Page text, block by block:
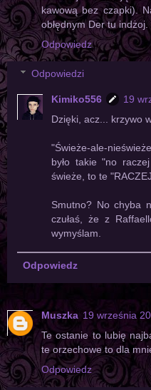
kawową bez czapki).
obłędnym Der tu indżoj.
Odpowiedz
Odpowiedzi
Kimiko556
19
Dzięki, acz... krzywo
"Świeże-ale-
było takie "no
świeże, to te
Smutno? No chyba
czułaś, że z
wymyślam.
Odpowiedz
Muszka 19 września
Te ostanie to lubię
te orzechowe to dla
Odpowiedz